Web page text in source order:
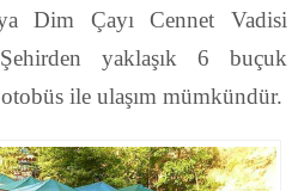
Dim Çayı Cennet Vadisi
yaklaşık 6 buçuk
ile ulaşım mümkündür.